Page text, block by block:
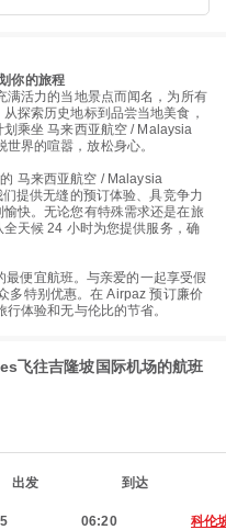
你的旅程
满活力的当地景点而闻名，为所有
探索历史地标到品尝当地美食，
乘坐 马来西亚航空 / Malaysia
界的喧嚣，放松身心。
马来西亚航空 / Malaysia
提供无缝的预订体验、具竞争力
快。无论您有特殊需求还是在旅
天候 24 小时为您提供服务，确
便宜航班。与亲爱的一起享受假
多特别优惠。在 Airpaz 预订廉价
行体验和无与伦比的节省。
飞往吉隆坡国际机场的航班
出发 到达
06:20 科伦